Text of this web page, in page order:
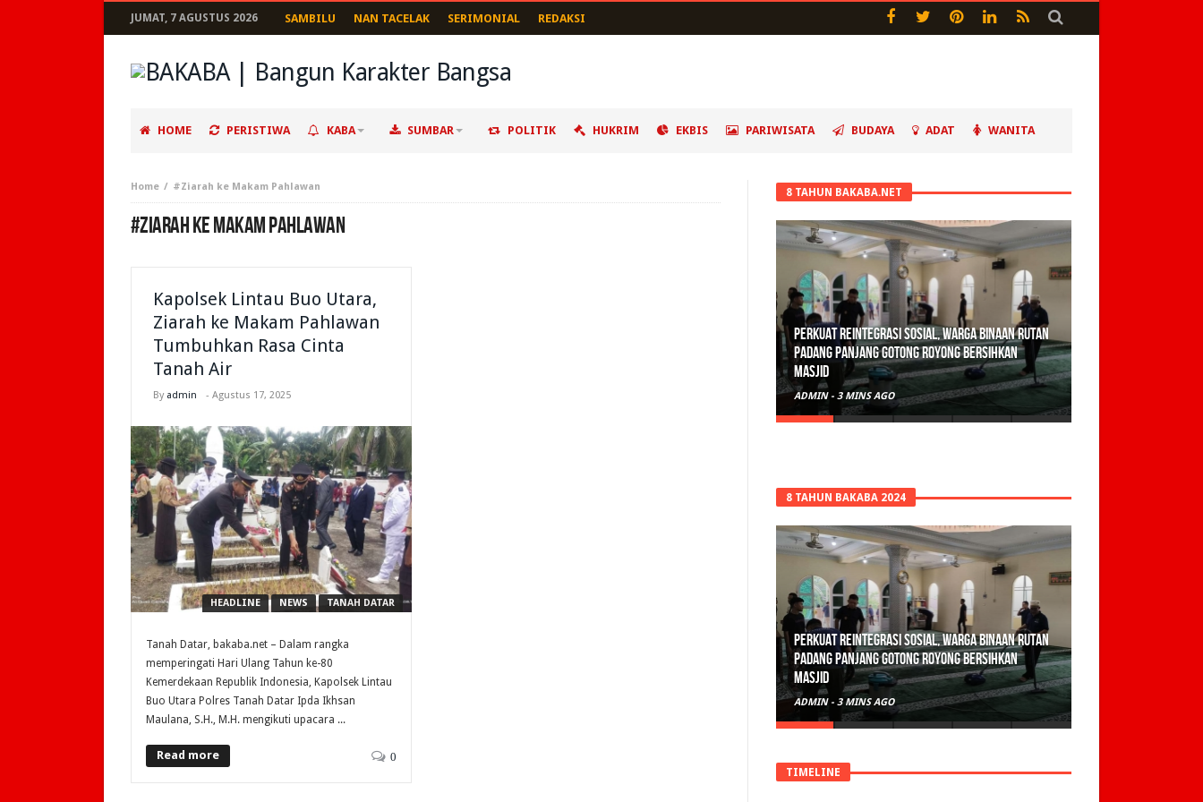
JUMAT, 7 AGUSTUS 2026 SAMBILU NAN TACELAK SERIMONIAL REDAKSI
HOME PERISTIWA KABA SUMBAR POLITIK HUKRIM EKBIS PARIWISATA BUDAYA ADAT WANITA
Home #Ziarah ke Makam Pahlawan
#ZIARAH KE MAKAM PAHLAWAN
Kapolsek Lintau Buo Utara,
Ziarah ke Makam Pahlawan
Tumbuhkan Rasa Cinta
Tanah Air
By admin - Agustus 17, 2025
HEADLINE NEWS TANAH DATAR
Tanah Datar, bakaba.net – Dalam rangka
memperingati Hari Ulang Tahun ke-80
Kemerdekaan Republik Indonesia, Kapolsek Lintau
Buo Utara Polres Tanah Datar Ipda Ikhsan
Maulana, S.H., M.H. mengikuti upacara ...
Read more 0
8 TAHUN BAKABA.NET
Perkuat Reintegrasi Sosial, Warga Binaan Rutan
Padang Panjang Gotong Royong Bersihkan
Masjid
ADMIN - 3 MINS AGO
8 TAHUN BAKABA 2024
Perkuat Reintegrasi Sosial, Warga Binaan Rutan
Padang Panjang Gotong Royong Bersihkan
Masjid
ADMIN - 3 MINS AGO
TIMELINE